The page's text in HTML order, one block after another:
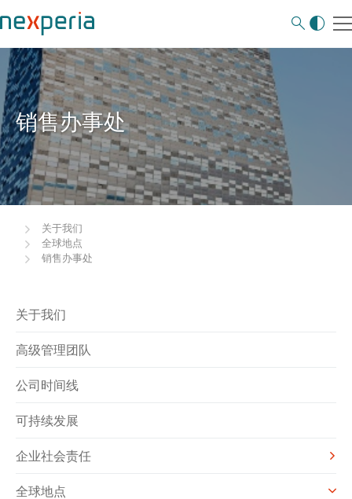
销售办事处
关于我们
全球地点
销售办事处
关于我们
高级管理团队
公司时间线
可持续发展
企业社会责任
全球地点